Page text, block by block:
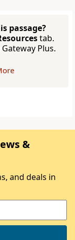
passage?
tab.
Plus.
&
and deals in